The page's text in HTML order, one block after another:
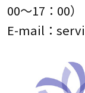
00～17：00）
E-mail：